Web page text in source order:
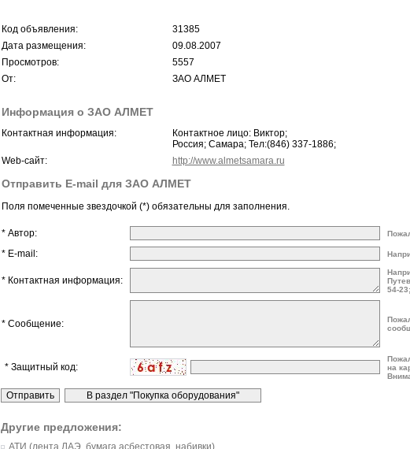
Код объявления:
31385
Дата размещения:
09.08.2007
Просмотров:
5557
От:
ЗАО АЛМЕТ
Информация о ЗАО АЛМЕТ
Контактная информация:
Контактное лицо: Виктор;
Россия; Самара; Тел:(846) 337-1886;
Web-сайт:
http://www.almetsamara.ru
Отправить E-mail для ЗАО АЛМЕТ
Поля помеченные звездочкой (*) обязательны для заполнения.
* Автор:
* E-mail:
* Контактная информация:
54-
* Сообщение:
* Защитный код:
на
Другие предложения:
АТИ (лента ЛАЭ, бумага асбестовая, набивки)